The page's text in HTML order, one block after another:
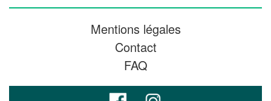
Mentions légales
Contact
FAQ